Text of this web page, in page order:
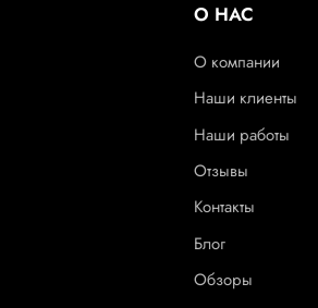
О НАС
О компании
Наши клиенты
Наши работы
Отзывы
Контакты
Блог
Обзоры